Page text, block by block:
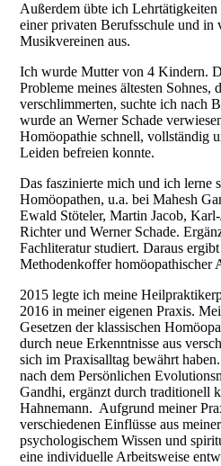
Außerdem übte ich
einer privaten Berufsschule und in
Musikvereinen aus.
Ich wurde Mutter von 4 Kindern.
Probleme meines ältesten Sohnes,
verschlimmerten, suchte ich nach
wurde an Werner Schade
Homöopathie schnell, vollständig
Leiden befreien konnte.
Das faszinierte mich und ich lerne
Homöopathen, u.a. bei Mahesh
Ewald Stöteler, Martin Jacob,
Richter und Werner Schade.
Fachliteratur studiert. Daraus
Methodenkoffer homöopathischer
2015 legte ich meine
2016 in meiner eigenen Praxis.
Gesetzen der klassischen
durch neue Erkenntnisse aus
sich im Praxisalltag bewährt
nach dem Persönlichen
Gandhi, ergänzt durch traditionell
Hahnemann. Aufgrund meiner
verschiedenen Einflüsse aus
psychologischem Wissen und
eine individuelle Arbeitsweise